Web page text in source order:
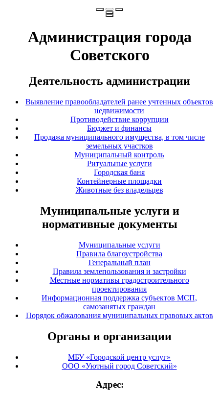
Администрация города
Советского
Деятельность администрации
Выявление правообладателей ранее учтенных объектов
недвижимости
Противодействие коррупции
Бюджет и финансы
Продажа муниципального имущества, в том числе
земельных участков
Муниципальный контроль
Ритуальные услуги
Городская баня
Контейнерные площадки
Животные без владельцев
Муниципальные услуги и
нормативные документы
Муниципальные услуги
Правила благоустройства
Генеральный план
Правила землепользования и застройки
Местные нормативы градостроительного
проектирования
Информационная поддержка субъектов МСП,
самозанятых граждан
Порядок обжалования муниципальных правовых актов
Органы и организации
МБУ «Городской центр услуг»
ООО «Уютный город Советский»
Адрес: